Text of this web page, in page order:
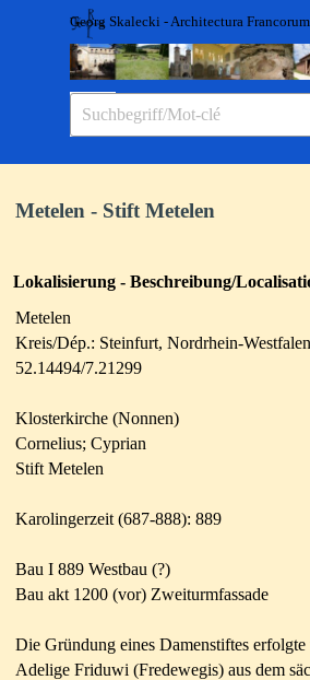
Direkt zum Seiteninhalt
Georg Skalecki - Architectura Francorum
Metelen - Stift Metelen
Lokalisierung - Beschreibung/
Metelen
Kreis/Dép.: Steinfurt, Nordrhein-Westfalen
52.14494/7.21299
Klosterkirche (Nonnen)
Cornelius; Cyprian
Stift Metelen
Karolingerzeit (687-888): 889
Bau I 889 Westbau (?)
Bau akt 1200 (vor) Zweiturmfassade
Die Gründung eines Damenstiftes
Adelige Friduwi (Fredewegis) aus dem